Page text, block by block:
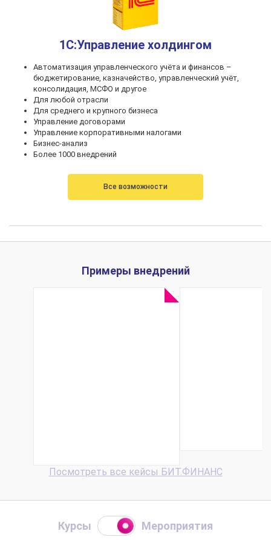
1С:Управление холдингом
Автоматизация управленческого учёта и финансов –
бюджетирование, казначейство, управленческий учёт,
консолидация, МСФО и другое
Для любой отрасли
Для среднего и крупного бизнеса
Управление договорами
Управление корпоративными налогами
Бизнес-анализ
Более 1000 внедрений
Все возможности
Примеры внедрений
Посмотреть все кейсы БИТ.ФИНАНС
Курсы Мероприятия